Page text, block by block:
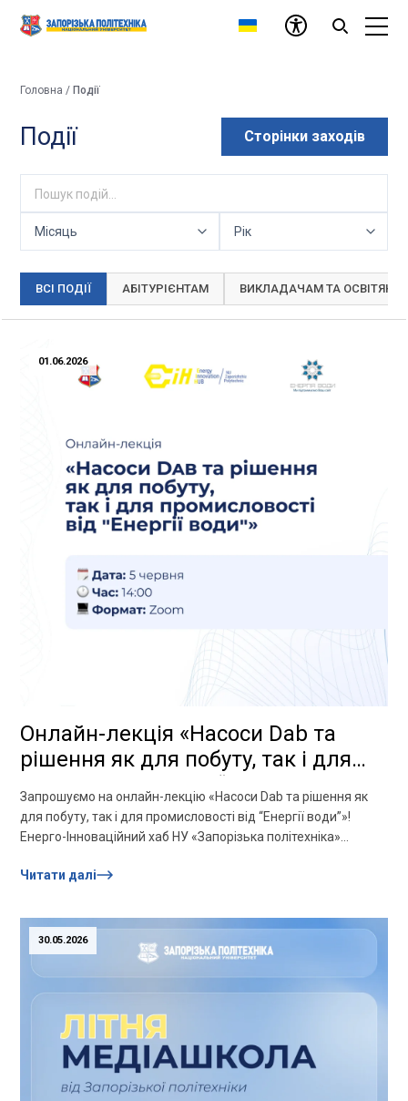
Головна / Події
Події Сторінки заходів
ВСІ ПОДІЇ АБІТУРІЄНТАМ ВИКЛАДАЧАМ ТА
01.06.2026
Онлайн-лекція «Насоси Dab та
рішення як для побуту, так і для
промисловості від “Енергії води”»
Запрошуємо на онлайн-лекцію «Насоси Dab та рішення як
для побуту, так і для промисловості від “Енергії води”»!
Енерго-Інноваційний хаб НУ «Запорізька політехніка»
Читати далі
30.05.2026